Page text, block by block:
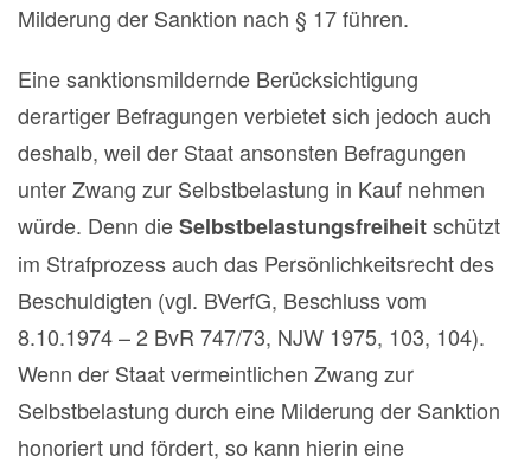
Milderung der Sanktion nach § 17 führen.
Eine sanktionsmildernde Berücksichtigung
derartiger Befragungen verbietet sich jedoch auch
deshalb, weil der Staat ansonsten Befragungen
unter Zwang zur Selbstbelastung in Kauf nehmen
würde. Denn dieSelbstbelastungsfreiheitschützt
im Strafprozess auch das Persönlichkeitsrecht des
Beschuldigten (vgl. BVerfG, Beschluss vom
8.10.1974 – 2 BvR 747/73, NJW 1975, 103, 104).
Wenn der Staat vermeintlichen Zwang zur
Selbstbelastung durch eine Milderung der Sanktion
honoriert und fördert, so kann hierin eine